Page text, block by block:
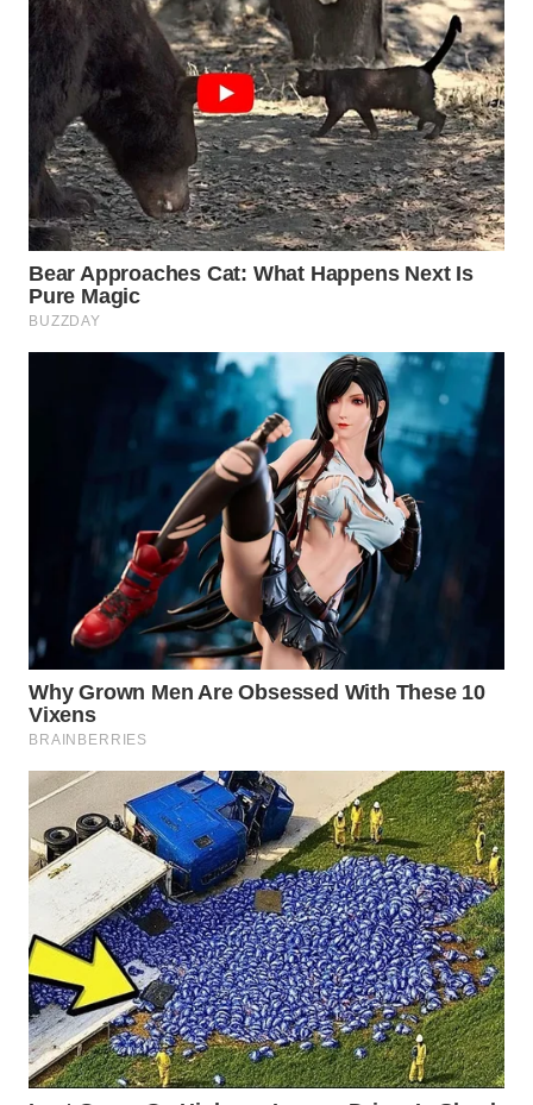
INFRASTRUKTUR
WAHANA
KONSUMEN
WAHANA
LISTRIK
WAHANA
TRAVEL
WAHANANEWS
CO ID
WAHANANEWS
NET
WAHANA
SPORT
WAHANA
UMKM
WAHANA
SELEB
WAHANA
PERSONA
WAHANA
OTOMOTIF